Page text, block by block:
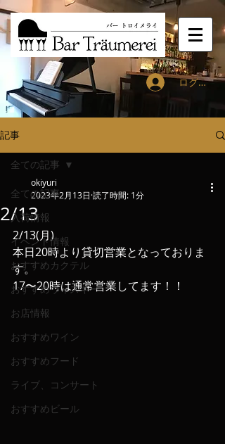
ログイン
記事
全ての記事
入荷情報
イベント情報
おすすめカクテル
おすすめウィスキー
お店情報
おすすめワイン
おすすめフード
ライブ、コンサート
おすすめビール
全ての記事
2/13
okiyuri
2023年2月13日 読了時間: 1分
2/13(月)
本日20時より貸切営業となっておりま
す。
17〜20時は通常営業してます！！